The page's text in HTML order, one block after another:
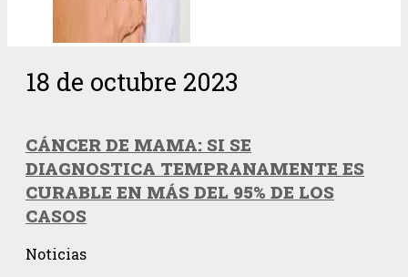
18 de octubre 2023
CÁNCER DE MAMA: SI SE
DIAGNOSTICA TEMPRANAMENTE ES
CURABLE EN MÁS DEL 95% DE LOS
CASOS
Noticias